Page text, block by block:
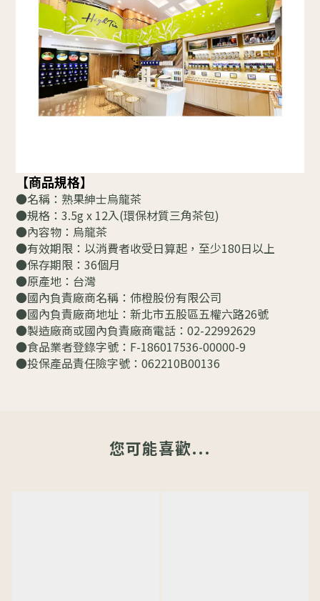
【商品規格】
●名稱：熟果紳士烏龍茶
●規格：3.5g x 12入(環保材質三角茶包)
●內容物：烏龍茶
●有效期限：以消費者收受日算起，至少180日以上
●保存期限：36個月
●原產地：台灣
●國內負責廠商名稱：伂橙股份有限公司
●國內負責廠商地址：新北市五股區五權六路26號
●製造廠商或國內負責廠商電話：02-22992629
●食品業者登錄字號：F-186017536-00000-9
●投保產品責任險字號：062210B00136
您可能喜歡...